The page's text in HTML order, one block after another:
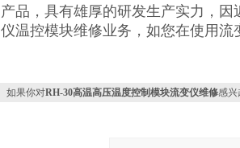
产品，具有雄厚的研发生产实力，
仪温控模块维修业务，如您在使用流
如果你对RH-30高温高压温度控制模块流变仪维修感兴